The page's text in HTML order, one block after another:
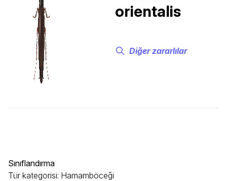
orientalis
Diğer zararlılar
Sınıflandırma
Tür kategorisi: Hamamböceği